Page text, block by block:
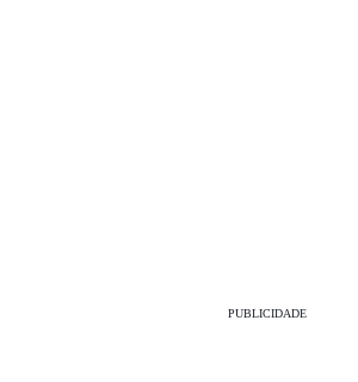
PUBLICIDADE